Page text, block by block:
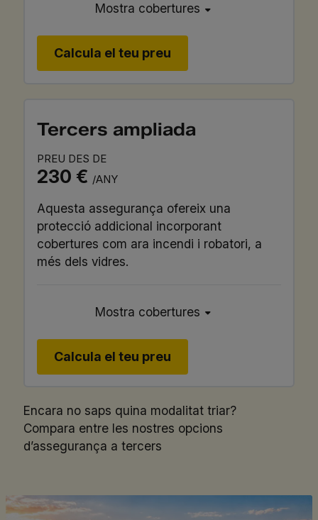
Mostra cobertures
Calcula el teu preu
Tercers ampliada
PREU DES DE
230 € /ANY
Aquesta assegurança ofereix una
protecció addicional incorporant
cobertures com ara incendi i robatori, a
més dels vidres.
Mostra cobertures
Calcula el teu preu
Encara no saps quina modalitat triar?
Compara entre les nostres opcions
d’assegurança a tercers